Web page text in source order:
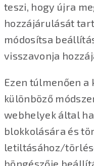
teszi, hogy újra
hozzájárulását
módosítsa
visszavonja
Ezen túlmenően a
különböző
webhelyek által
blokkolására és
letiltásához/